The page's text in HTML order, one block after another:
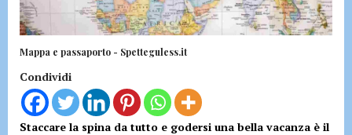
Mappa e passaporto - Spetteguless.it
Condividi
Staccare la spina da tutto e godersi una bella vacanza è il